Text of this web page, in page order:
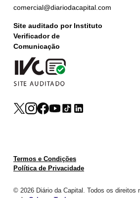
comercial@diariodacapital.com
Site auditado por Instituto
Verificador de
Comunicação
© 2026 Diário da Capital. Todos os direitos
Termos e Condições
Política de Privacidade